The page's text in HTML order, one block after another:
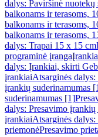
dalys: Paviršinė
balkonams ir terasoms,
balkonams ir terasoms,
balkonams ir terasoms,
dalys: Trapai 15 x 15 cm
programinė įranga
dalys: Įrankiai, skirti
įrankiaiAtsarginės
įrankių suderinamumas
suderinamumas [1]
dalys: Presavimo
įrankiaiAtsarginės
priemonėPresavimo